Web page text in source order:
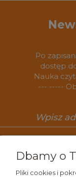
Po
dostęp
Nauka
--- -----
Dbamy o
Pliki cookies i